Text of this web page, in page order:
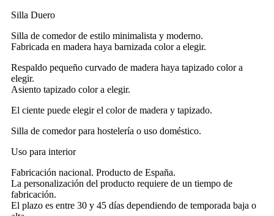
Silla Duero
Silla de comedor de estilo minimalista y moderno.
Fabricada en madera haya barnizada color a elegir.
Respaldo pequeño curvado de madera haya tapizado color a
elegir.
Asiento tapizado color a elegir.
El ciente puede elegir el color de madera y tapizado.
Silla de comedor para hostelería o uso doméstico.
Uso para interior
Fabricación nacional. Producto de España.
La personalización del producto requiere de un tiempo de
fabricación.
El plazo es entre 30 y 45 días dependiendo de temporada baja o